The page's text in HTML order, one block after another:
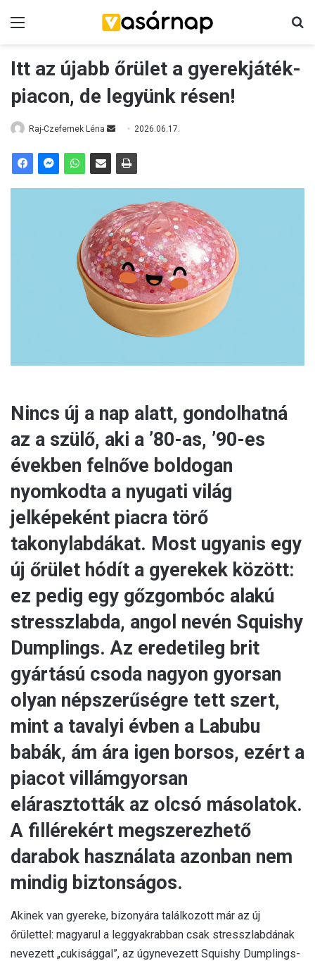
Itt az újabb őrület a gyerekjáték-
piacon, de legyünk résen!
Raj-Czefernek Léna
n
e
m
a
i
l
2026.06.17.
Nincs új a nap alatt, gondolhatná
az a szülő, aki a ’80-as, ’90-es
években felnőve boldogan
nyomkodta a nyugati világ
jelképeként piacra törő
takonylabdákat. Most ugyanis egy
új őrület hódít a gyerekek között:
ez pedig egy gőzgombóc alakú
stresszlabda, angol nevén Squishy
Dumplings. Az eredetileg brit
gyártású csoda nagyon gyorsan
olyan népszerűségre tett szert,
mint a tavalyi évben a Labubu
babák, ám ára igen borsos, ezért a
piacot villámgyorsan
elárasztották az olcsó másolatok.
A fillérekért megszerezhető
darabok használata azonban nem
mindig biztonságos.
Akinek van gyereke, bizonyára találkozott már az új
őrülettel: magyarul a leggyakrabban csak stresszlabdának
nevezett „cukisággal”, az úgynevezett Squishy Dumplings-